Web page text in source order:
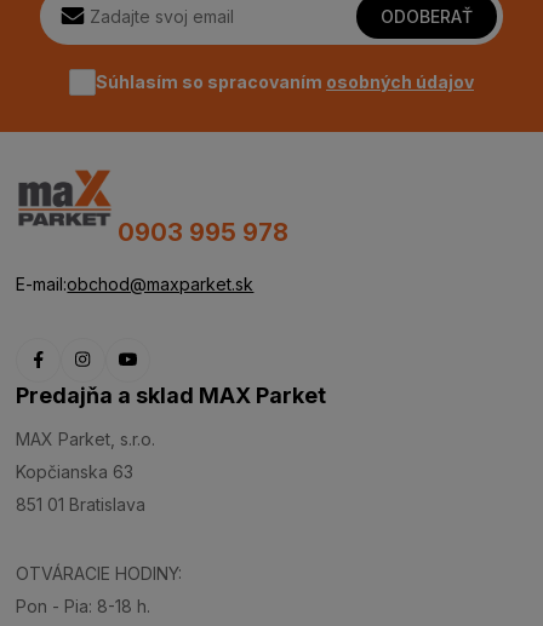
ODOBERAŤ
Súhlasím so spracovaním osobných údajov
0903 995 978
E-mail:obchod@maxparket.sk
Predajňa a sklad MAX Parket
MAX Parket, s.r.o.
Kopčianska 63
851 01 Bratislava
OTVÁRACIE HODINY:
Pon - Pia: 8-18 h.